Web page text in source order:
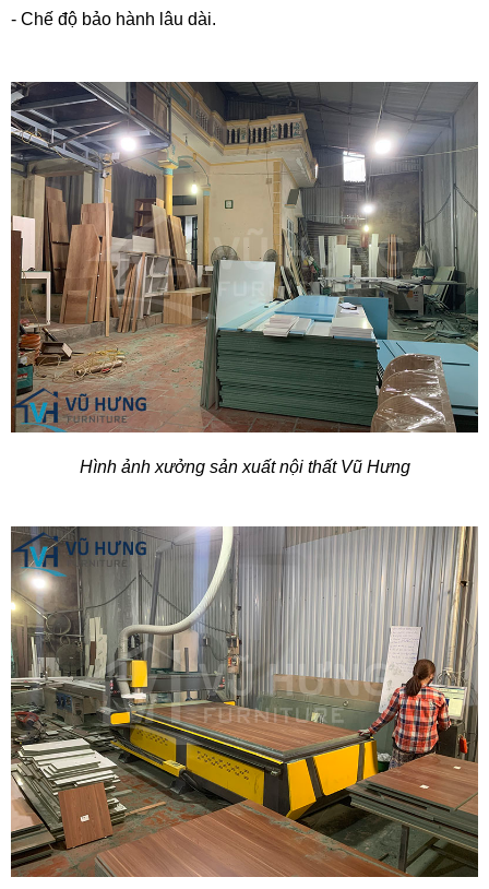
- Chế độ bảo hành lâu dài.
Hình ảnh xưởng sản xuất nội thất Vũ Hưng